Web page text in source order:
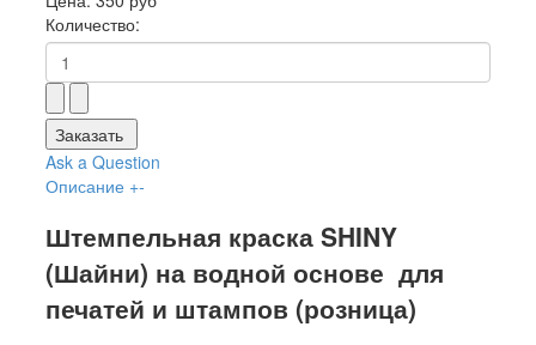
Количество:
Заказать
Ask a Question
Описание +-
Штемпельная краска SHINY
(Шайни) на водной основе для
печатей и штампов (розница)